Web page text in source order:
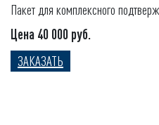
Пакет для комплексного
Цена 40 000 руб.
ЗАКАЗАТЬ